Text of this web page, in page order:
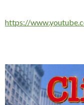
https://